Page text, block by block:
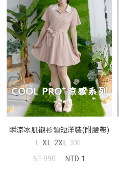
瞬涼冰肌襯衫領短洋裝(附腰帶)
L XL 2XL 3XL
NT.990
NTD.1